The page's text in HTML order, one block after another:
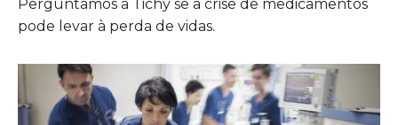
Perguntamos a Tichy se a crise de medicamentos
pode levar à perda de vidas.